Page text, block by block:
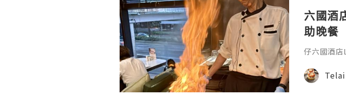
六國酒
助晚餐
仔六國酒
李錦記聯
gimmick,